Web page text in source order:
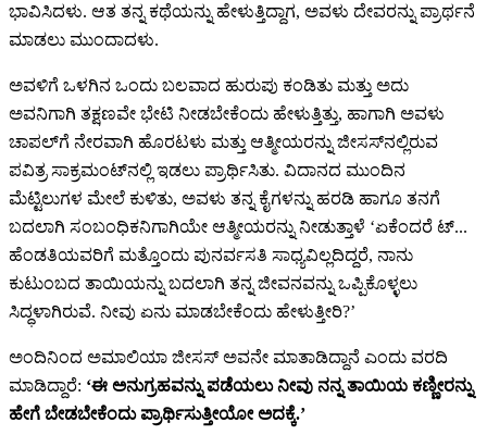
ಭಾವಿಸಿದಳು. ಆತ ತನ್ನ ಕಥೆಯನ್ನು ಹೇಳುತ್ತಿದ್ದಾಗ, ಅವಳು ದೇವರನ್ನು ಪ್ರಾರ್ಥನೆ
ಮಾಡಲು ಮುಂದಾದಳು.
ಅವಳಿಗೆ ಒಳಗಿನ ಒಂದು ಬಲವಾದ ಹುರುಪು ಕಂಡಿತು ಮತ್ತು ಅದು
ಅವನಿಗಾಗಿ ತಕ್ಷಣವೇ ಭೇಟಿ ನೀಡಬೇಕೆಂದು ಹೇಳುತ್ತಿತ್ತು, ಹಾಗಾಗಿ ಅವಳು
ಚಾಪಲ್‌ಗೆ ನೇರವಾಗಿ ಹೊರಟಳು ಮತ್ತು ಆತ್ಮೀಯರನ್ನು ಜೀಸಸ್‌ನಲ್ಲಿರುವ
ಪವಿತ್ರ ಸಾಕ್ರಮಂಟ್‌ನಲ್ಲಿ ಇಡಲು ಪ್ರಾರ್ಥಿಸಿತು. ವಿದಾನದ ಮುಂದಿನ
ಮೆಟ್ಟಿಲುಗಳ ಮೇಲೆ ಕುಳಿತು, ಅವಳು ತನ್ನ ಕೈಗಳನ್ನು ಹರಡಿ ಹಾಗೂ ತನಗೆ
ಬದಲಾಗಿ ಸಂಬಂಧಿಕನಿಗಾಗಿಯೇ ಆತ್ಮೀಯರನ್ನು ನೀಡುತ್ತಾಳೆ ‘ಏಕೆಂದರೆ ಟ್...
ಹೆಂಡತಿಯವರಿಗೆ ಮತ್ತೊಂದು ಪುನರ್ವಸತಿ ಸಾಧ್ಯವಿಲ್ಲದಿದ್ದರೆ, ನಾನು
ಕುಟುಂಬದ ತಾಯಿಯನ್ನು ಬದಲಾಗಿ ತನ್ನ ಜೀವನವನ್ನು ಒಪ್ಪಿಕೊಳ್ಳಲು
ಸಿದ್ಧಳಾಗಿರುವೆ. ನೀವು ಏನು ಮಾಡಬೇಕೆಂದು ಹೇಳುತ್ತೀರಿ?’
ಅಂದಿನಿಂದ ಅಮಾಲಿಯಾ ಜೀಸಸ್ ಅವನೇ ಮಾತಾಡಿದ್ದಾನೆ ಎಂದು ವರದಿ
ಮಾಡಿದ್ದಾರೆ: ‘ಈ ಅನುಗ್ರಹವನ್ನು ಪಡೆಯಲು ನೀವು ನನ್ನ ತಾಯಿಯ ಕಣ್ಣೀರನ್ನು
ಹೇಗೆ ಬೇಡಬೇಕೆಂದು ಪ್ರಾರ್ಥಿಸುತ್ತೀಯೋ ಅದಕ್ಕೆ.’